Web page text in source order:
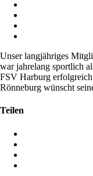
Unser langjähriges
war jahrelang sportlich
FSV Harburg
Rönneburg wünscht
Teilen